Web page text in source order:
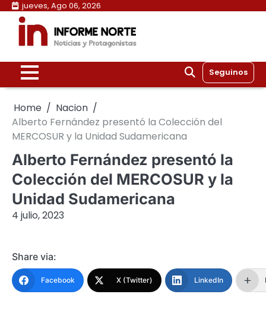
Skip
content
jueves, Ago 06, 2026
Seguinos
Home
Nacion
Alberto Fernández presentó la Colección del
MERCOSUR y la Unidad Sudamericana
Alberto Fernández presentó la
Colección del MERCOSUR y la
Unidad Sudamericana
4 julio, 2023
Share via:
Facebook X (Twitter) LinkedIn